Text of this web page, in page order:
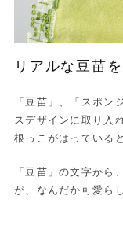
リアルな豆苗
「豆苗」、「スポン
スデザインに取り入
根っこがはっている
「豆苗」の文字から
が、なんだか可愛ら